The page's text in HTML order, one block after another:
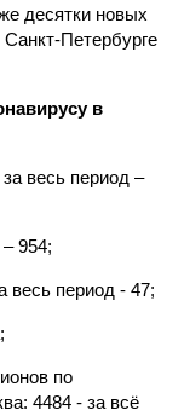
десятки новых
Петербурге
в
весь период –
954;
весь период - 47;
по
4484 - за всё